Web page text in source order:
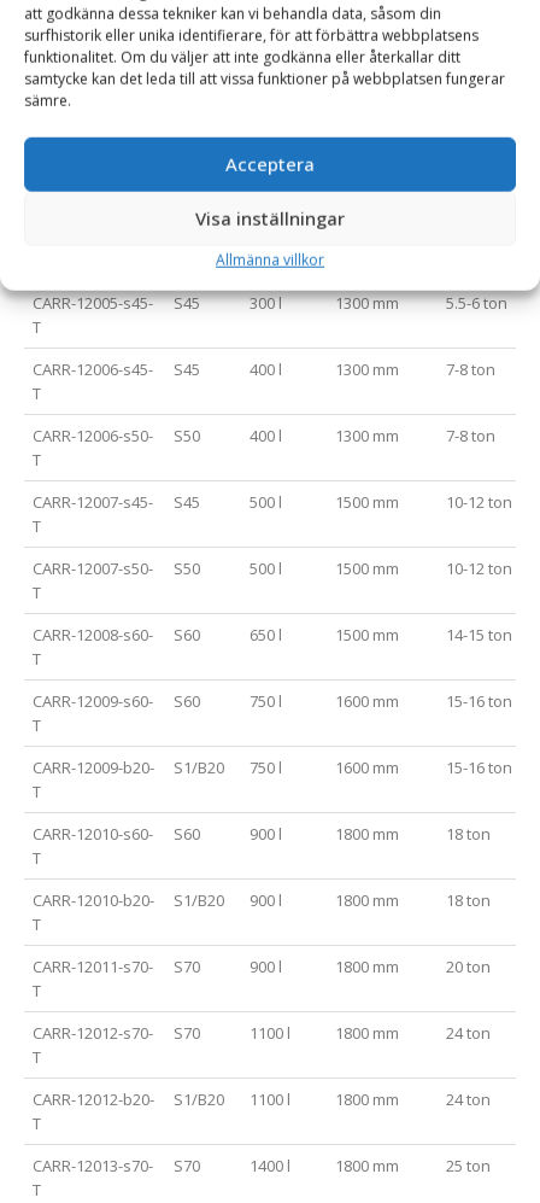
att godkänna dessa tekniker kan vi behandla data, såsom din
surfhistorik eller unika identifierare, för att förbättra webbplatsens
funktionalitet. Om du väljer att inte godkänna eller återkallar ditt
samtycke kan det leda till att vissa funktioner på webbplatsen fungerar
sämre.
Acceptera
Visa inställningar
Allmänna villkor
CARR-12002-s40-
T
S40 90 l 900 mm 2-2.5 ton
CARR-12003-s40-
T
200 l
CARR-12005-s45-
T
S45 300 l 1300 mm 5.5-6 ton
CARR-12006-s45-
T
S45 400 l 1300 mm 7-8 ton
CARR-12006-s50-
T
S50 400 l 1300 mm 7-8 ton
CARR-12007-s45-
T
S45 500 l 1500 mm 10-12 ton
CARR-12007-s50-
T
S50 500 l 1500 mm 10-12 ton
CARR-12008-s60-
T
S60 650 l 1500 mm 14-15 ton
CARR-12009-s60-
T
S60 750 l 1600 mm 15-16 ton
CARR-12009-b20-
T
S1/B20 750 l 1600 mm 15-16 ton
CARR-12010-s60-
T
S60 900 l 1800 mm 18 ton
CARR-12010-b20-
T
S1/B20 900 l 1800 mm 18 ton
CARR-12011-s70-
T
S70 900 l 1800 mm 20 ton
CARR-12012-s70-
T
S70 1100 l 1800 mm 24 ton
CARR-12012-b20-
T
S1/B20 1100 l 1800 mm 24 ton
CARR-12013-s70-
T
S70 1400 l 1800 mm 25 ton